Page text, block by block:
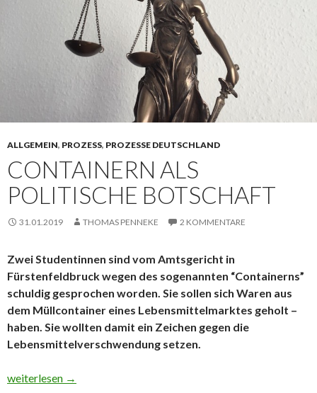
ALLGEMEIN, PROZESS, PROZESSE DEUTSCHLAND
CONTAINERN ALS
POLITISCHE BOTSCHAFT
31.01.2019 THOMAS PENNEKE 2 KOMMENTARE
Zwei Studentinnen sind vom Amtsgericht in
Fürstenfeldbruck wegen des sogenannten “Containerns”
schuldig gesprochen worden. Sie sollen sich Waren aus
dem Müllcontainer eines Lebensmittelmarktes geholt –
haben. Sie wollten damit ein Zeichen gegen die
Lebensmittelverschwendung setzen.
Containern als politische Botschaft
weiterlesen →